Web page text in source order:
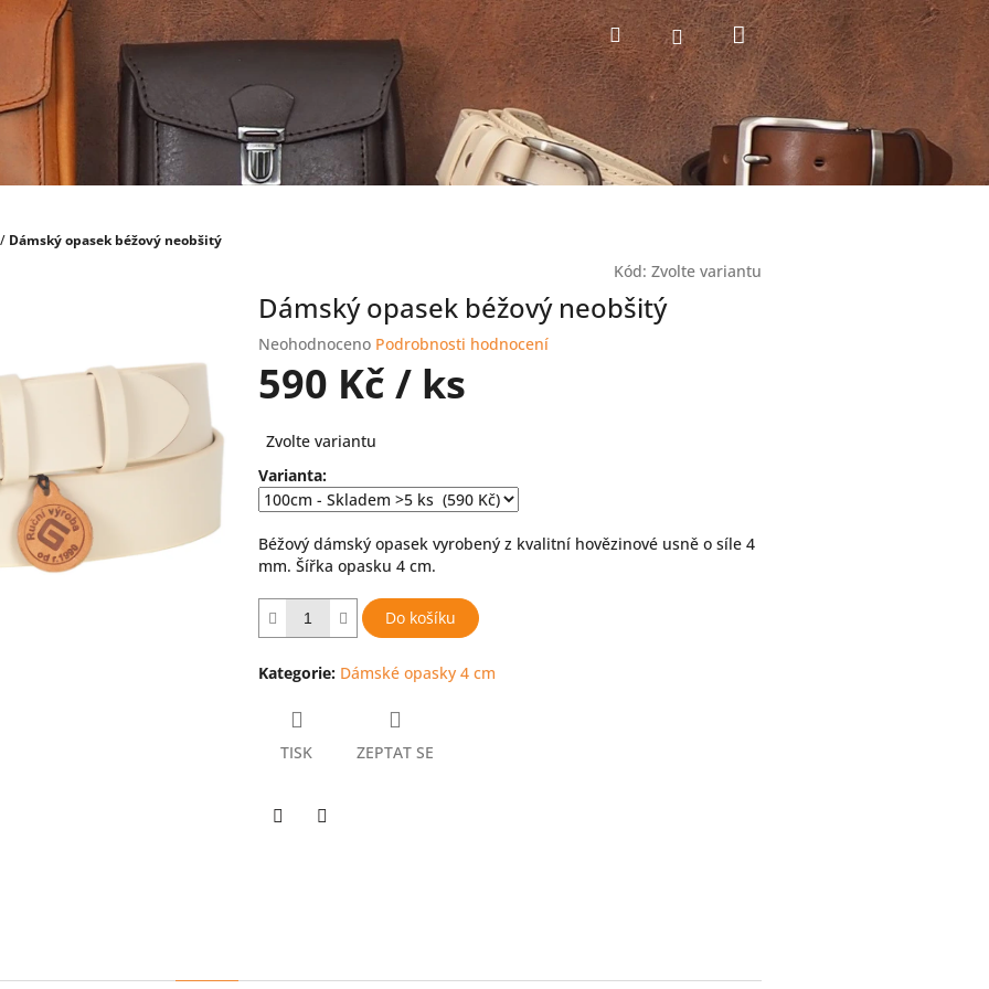
HledatPřihlášeníNákupní
košík
/ Dámský opasek béžový neobšitý
Kód: Zvolte variantu
Dámský opasek béžový neobšitý
Průměrné
hodnocení
produktu
0,0
5
hvězdiček.
Neohodnoceno Podrobnosti hodnocení
590 Kč / ks
cena:
Zvolte variantu
Varianta:
Béžový dámský opasek vyrobený z kvalitní hovězinové usně o síle 4
mm. Šířka opasku 4 cm.
Do košíku
Kategorie: Dámské opasky 4 cm
TISK ZEPTAT SE